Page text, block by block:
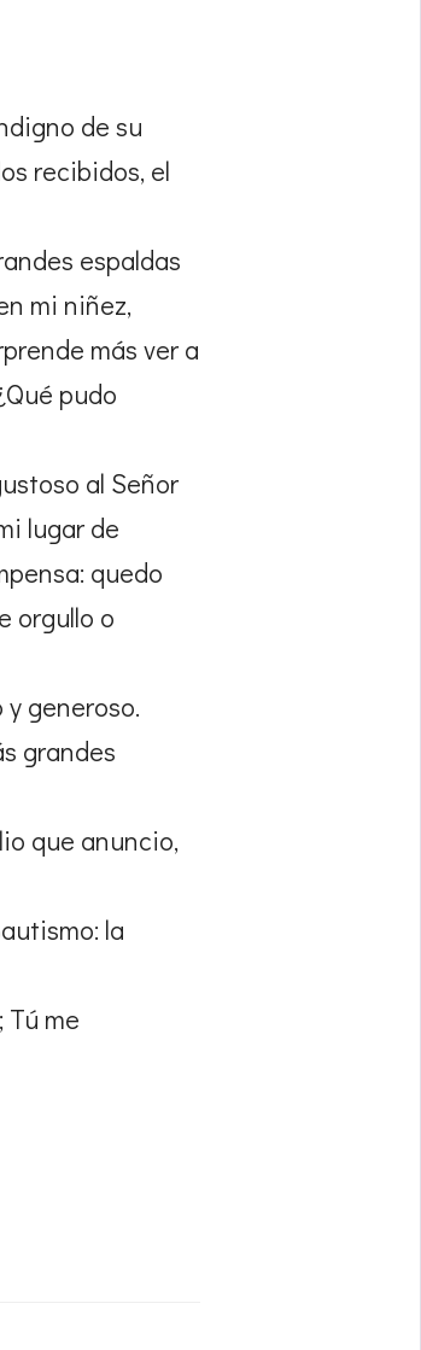
de su
recibidos, el
espaldas
mi niñez,
más ver a
pudo
al Señor
lugar de
quedo
orgullo o
generoso.
grandes
que anuncio,
la
Tú me